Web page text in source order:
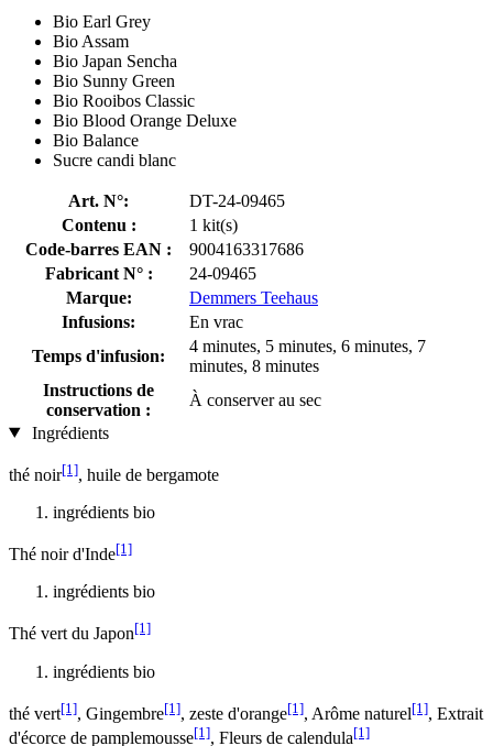
Bio Earl Grey
Bio Assam
Bio Japan Sencha
Bio Sunny Green
Bio Rooibos Classic
Bio Blood Orange Deluxe
Bio Balance
Sucre candi blanc
Art. N°:
DT-24-09465
Contenu :
1 kit(s)
Code-barres EAN :
9004163317686
Fabricant N° :
24-09465
Marque:
Demmers Teehaus
Infusions:
En vrac
Temps d'infusion:
4 minutes, 5 minutes, 6 minutes, 7
minutes, 8 minutes
Instructions de
conservation :
À conserver au sec
Ingrédients
thé noir[1], huile de bergamote
ingrédients bio
Thé noir d'Inde[1]
ingrédients bio
Thé vert du Japon[1]
ingrédients bio
thé vert[1], Gingembre[1], zeste d'orange[1], Arôme naturel[1], Extrait
d'écorce de pamplemousse[1], Fleurs de calendula[1]